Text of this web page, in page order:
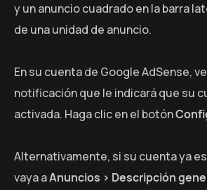
y un anuncio cuadrado en la barra
de una unidad de anuncio.
En su cuenta de Google AdSense,
notificación que le indicará que su
activada. Haga clic en el botón
Alternativamente, si su cuenta ya
vaya aAnuncios > Descripción